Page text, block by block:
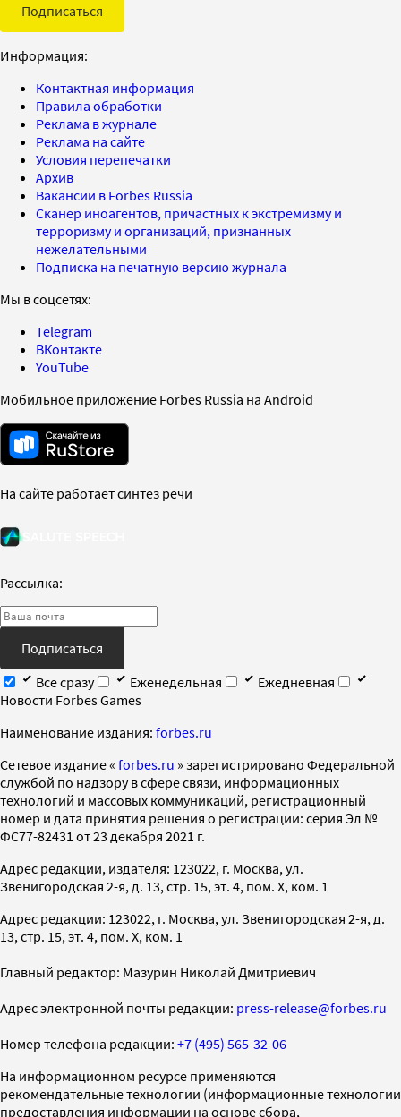
Подписаться
Информация:
Контактная информация
Правила обработки
Реклама в журнале
Реклама на сайте
Условия перепечатки
Архив
Вакансии в Forbes Russia
Сканер иноагентов, причастных к экстремизму и
терроризму и организаций, признанных
нежелательными
Подписка на печатную версию журнала
Мы в соцсетях:
Telegram
ВКонтакте
YouTube
Мобильное приложение Forbes Russia на Android
На сайте работает синтез речи
Рассылка:
Подписаться
Все сразу
Еженедельная
Ежедневная
Новости Forbes Games
Наименование издания: forbes.ru
Cетевое издание « forbes.ru » зарегистрировано Федеральной
службой по надзору в сфере связи, информационных
технологий и массовых коммуникаций, регистрационный
номер и дата принятия решения о регистрации: серия Эл №
ФС77-82431 от 23 декабря 2021 г.
Адрес редакции, издателя: 123022, г. Москва, ул.
Звенигородская 2-я, д. 13, стр. 15, эт. 4, пом. X, ком. 1
Адрес редакции: 123022, г. Москва, ул. Звенигородская 2-я, д.
13, стр. 15, эт. 4, пом. X, ком. 1
Главный редактор: Мазурин Николай Дмитриевич
Адрес электронной почты редакции: press-release@forbes.ru
Номер телефона редакции: +7 (495) 565-32-06
На информационном ресурсе применяются
рекомендательные технологии (информационные технологии
предоставления информации на основе сбора,